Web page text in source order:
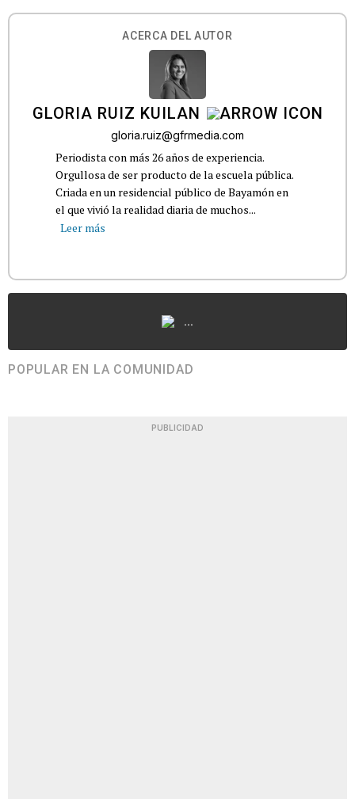
ACERCA DEL AUTOR
GLORIA RUIZ KUILAN
gloria.ruiz@gfrmedia.com
Periodista con más 26 años de experiencia.
Orgullosa de ser producto de la escuela pública.
Criada en un residencial público de Bayamón en
el que vivió la realidad diaria de muchos...
Leer más
...
POPULAR EN LA COMUNIDAD
PUBLICIDAD